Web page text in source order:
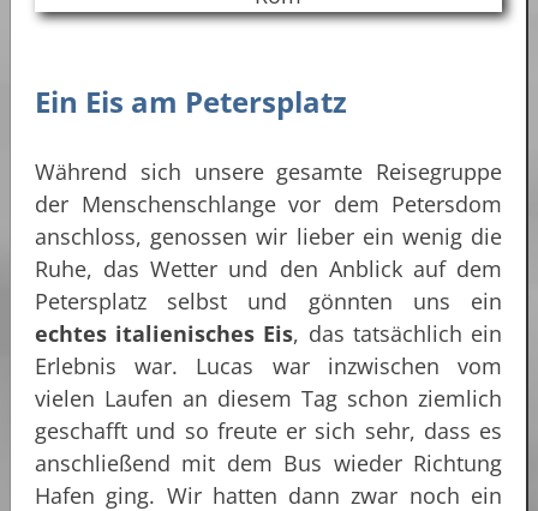
Ein Eis am Petersplatz
Während sich unsere gesamte Reisegruppe
der Menschenschlange vor dem Petersdom
anschloss, genossen wir lieber ein wenig die
Ruhe, das Wetter und den Anblick auf dem
Petersplatz selbst und gönnten uns ein
echtes italienisches Eis, das tatsächlich ein
Erlebnis war. Lucas war inzwischen vom
vielen Laufen an diesem Tag schon ziemlich
geschafft und so freute er sich sehr, dass es
anschließend mit dem Bus wieder Richtung
Hafen ging. Wir hatten dann zwar noch ein